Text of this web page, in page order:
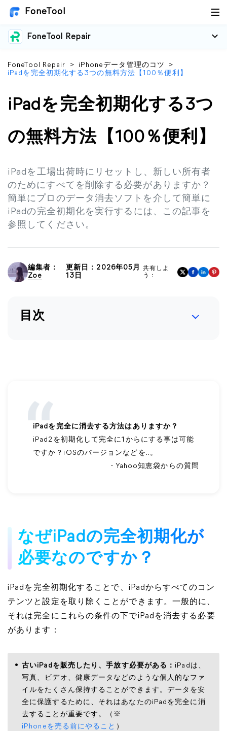
FoneTool
FoneTool Repair
FoneTool Repair > iPhoneデータ管理のコツ
>
iPadを完全初期化する3つの無料方法【100％便利】
iPadを完全初期化する3つ
の無料方法【100％便利】
iPadを工場出荷時にリセットし、新しい所有者
のためにすべてを削除する必要がありますか？
簡単にプロのデータ消去ソフトを介して簡単に
iPadの完全初期化を実行するには、この記事を
参照してください。
編集者：
Zoe
更新日：2026年05月
13日
共有しよ
う：
目次
iPadを完全に消去する方法はありますか？
iPad2を初期化して完全に1からにする事は可能
ですか？iOSのバージョンなどを..。
- Yahoo知恵袋からの質問
なぜiPadの完全初期化が
必要なのですか？
iPadを完全初期化することで、iPadからすべてのコン
テンツと設定を取り除くことができます。一般的に、
それは完全にこれらの条件の下でiPadを消去する必要
があります：
古いiPadを販売したり、手放す必要がある： iPadは、
写真、ビデオ、健康データなどのような個人的なファ
イルをたくさん保持することができます。データを安
全に保護するために、それはあなたのiPadを完全に消
去することが重要です。（※
iPhoneを売る前にやること ）